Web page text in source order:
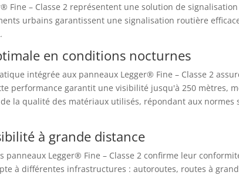
Fine – Classe 2 représentent une solution de
urbains garantissent une signalisation routière
en conditions nocturnes
intégrée aux panneaux Legger® Fine – Classe 2
performance garantit une visibilité jusqu'à 250 mètres,
la qualité des matériaux utilisés, répondant aux
à grande distance
panneaux Legger® Fine – Classe 2 confirme leur
à différentes infrastructures : autoroutes, routes à